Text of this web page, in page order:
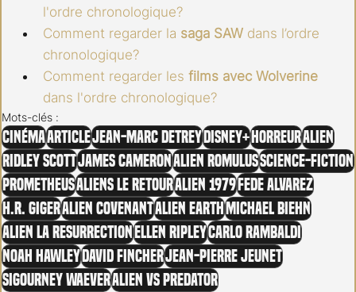
l'ordre chronologique?
Comment regarder la saga SAW dans l’ordre
chronologique?
Comment regarder les films avec Wolverine
dans l'ordre chronologique?
Mots-clés :
CinémaArticleJean-Marc Detrey Disney+HorreurAlien
Ridley ScottJames CameronAlien RomulusScience-fiction
PrometheusAliens Le RetourAlien 1979 Fede Alvarez
H.R. GigerAlien CovenantAlien EarthMichael Biehn
Alien La Resurrection Ellen RipleyCarlo Rambaldi
Noah Hawley David FincherJean-Pierre Jeunet
Sigourney WaeverAlien VS Predator